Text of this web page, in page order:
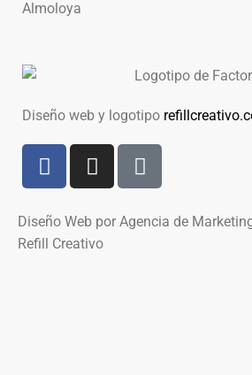
Diseño web y logotipo
Diseño Web por Agencia de
Refill Creativo